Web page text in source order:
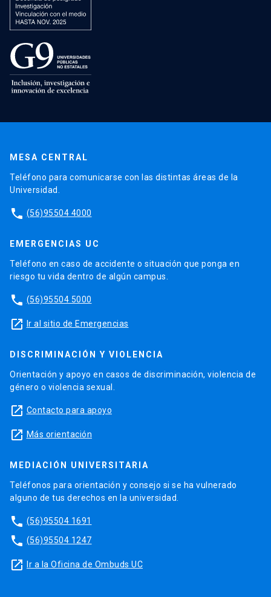
MESA CENTRAL
Teléfono para comunicarse con las distintas áreas de la
Universidad.
phone (56)95504 4000
EMERGENCIAS UC
Teléfono en caso de accidente o situación que ponga en
riesgo tu vida dentro de algún campus.
phone (56)95504 5000
launch Ir al sitio de Emergencias
DISCRIMINACIÓN Y VIOLENCIA
Orientación y apoyo en casos de discriminación, violencia de
género o violencia sexual.
launch Contacto para apoyo
launch Más orientación
MEDIACIÓN UNIVERSITARIA
Teléfonos para orientación y consejo si se ha vulnerado
alguno de tus derechos en la universidad.
phone (56)95504 1691
phone (56)95504 1247
launch Ir a la Oficina de Ombuds UC